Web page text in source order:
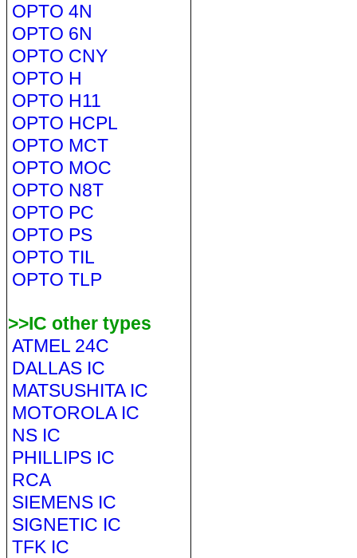
OPTO 4N
OPTO 6N
OPTO CNY
OPTO H
OPTO H11
OPTO HCPL
OPTO MCT
OPTO MOC
OPTO N8T
OPTO PC
OPTO PS
OPTO TIL
OPTO TLP
>>IC other types
ATMEL 24C
DALLAS IC
MATSUSHITA IC
MOTOROLA IC
NS IC
PHILLIPS IC
RCA
SIEMENS IC
SIGNETIC IC
TFK IC